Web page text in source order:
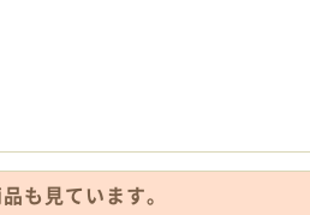
も見ています。